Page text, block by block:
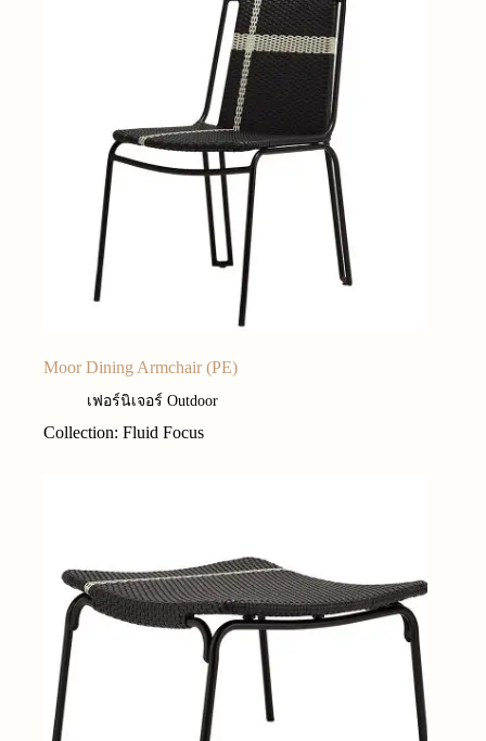
Moor Dining Armchair (PE)
เฟอร์นิเจอร์ Outdoor
Collection: Fluid Focus